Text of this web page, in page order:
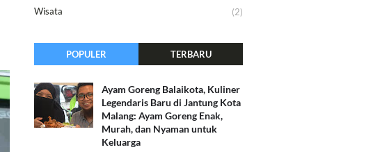
Wisata
(2)
POPULER TERBARU
Ayam Goreng Balaikota, Kuliner
Legendaris Baru di Jantung Kota
Malang: Ayam Goreng Enak,
Murah, dan Nyaman untuk
Keluarga